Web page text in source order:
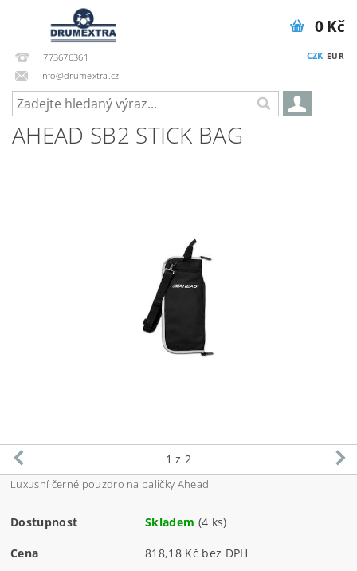
773676361
info@drumextra.cz
CZK EUR
0 Kč
AHEAD SB2 STICK BAG
1 z 2
Luxusní černé pouzdro na paličky Ahead
Dostupnost Skladem (4 ks)
Cena 818,18 Kč bez DPH